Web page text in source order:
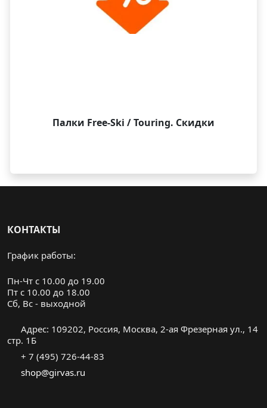
Палки Free-Ski / Touring. Скидки
КОНТАКТЫ
График работы:
Пн-Чт с 10.00 до 19.00
Пт с 10.00 до 18.00
Cб, Вс - выходной
Адрес: 109202, Россия, Москва, 2-ая Фрезерная ул., 14
стр. 1Б
+ 7 (495) 726-44-83
shop@girvas.ru